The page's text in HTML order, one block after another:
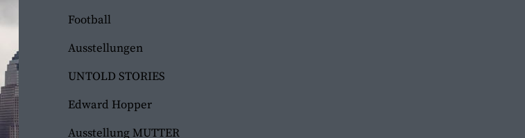
Football
Ausstellungen
UNTOLD STORIES
Edward Hopper
Ausstellung MUTTER